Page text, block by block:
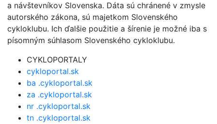
a návštevníkov Slovenska. Dáta sú chránené v zmysle
autorského zákona, sú majetkom Slovenského
cykloklubu. Ich ďalšie použitie a šírenie je možné iba s
písomným súhlasom Slovenského cykloklubu.
CYKLOPORTALY
cykloportal.sk
ba .cykloportal.sk
za .cykloportal.sk
nr .cykloportal.sk
tn .cykloportal.sk